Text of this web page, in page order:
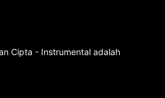
Cipta - Instrumental adalah